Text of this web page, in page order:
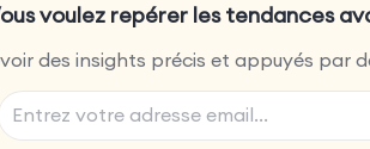
voulez repérer les tendances
des insights précis et appuyés par